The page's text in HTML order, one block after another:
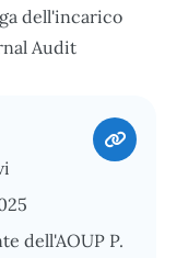
dell'incarico
Audit
dell'AOUP P.